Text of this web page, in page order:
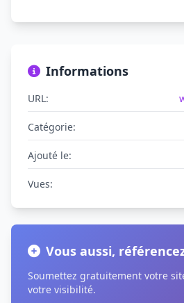
Informations
URL:
Catégorie:
Ajouté le:
Vues:
Vous aussi,
Soumettez gratuitement votre
votre visibilité.